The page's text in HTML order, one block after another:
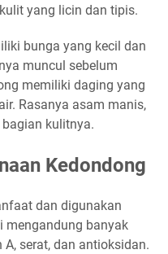
yang licin dan tipis.
bunga yang kecil dan
muncul sebelum
memiliki daging yang
Rasanya asam manis,
kulitnya.
Kedondong
dan digunakan
mengandung banyak
serat, dan antioksidan.